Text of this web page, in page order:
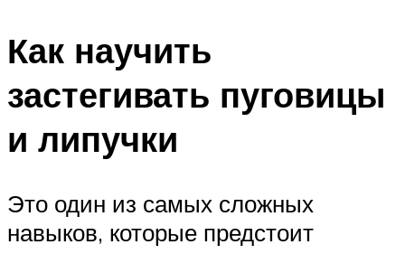
Как научить
застегивать пуговицы
и липучки
Это один из самых сложных
навыков, которые предстоит